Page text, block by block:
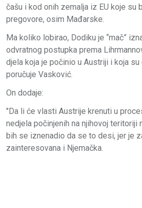
čašu i kod onih zemalja iz EU koje su
pregovore, osim Mađarske.
Ma koliko lobirao, Dodiku je “mač”
odvratnog postupka prema
djela koja je počinio u Austriji i koja su
poručuje Vasković.
On dodaje:
"Da li će vlasti Austrije krenuti u
nedjela počinjenih na njihovoj teritoriji
bih se iznenadio da se to desi, jer je
zainteresovana i Njemačka.